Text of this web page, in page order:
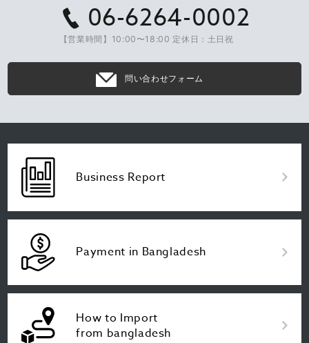
06-6264-0002
【営業時間】10:00〜18:00 定休日：土日祝
問い合わせフォーム
Business Report
Payment in Bangladesh
How to Import
from bangladesh